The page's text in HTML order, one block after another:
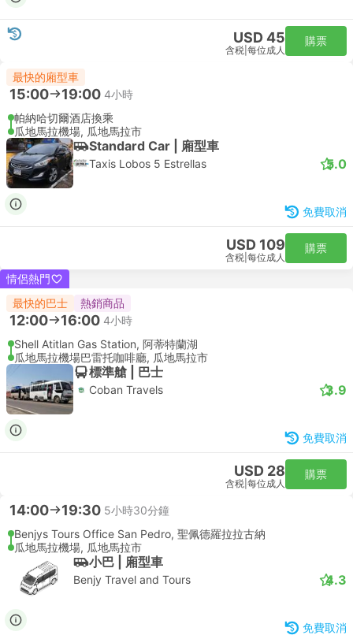
USD 45
含税 每位成人
購票
最快的廂型車
15:00 19:00 4小時
帕納哈切爾酒店換乘
瓜地馬拉機場, 瓜地馬拉市
Standard Car | 廂型車
Taxis Lobos 5 Estrellas 5.0
免費取消
USD 109
含税 每位成人
購票
情侶熱門
最快的巴士
熱銷商品
12:00 16:00 4小時
Shell Atitlan Gas Station, 阿蒂特蘭湖
瓜地馬拉機場巴雷托咖啡廳, 瓜地馬拉市
標準艙 | 巴士
Coban Travels 3.9
免費取消
USD 28
含税 每位成人
購票
14:00 19:30 5小時30分鐘
Benjys Tours Office San Pedro, 聖佩德羅拉拉古納
瓜地馬拉機場, 瓜地馬拉市
小巴 | 廂型車
Benjy Travel and Tours 4.3
免費取消